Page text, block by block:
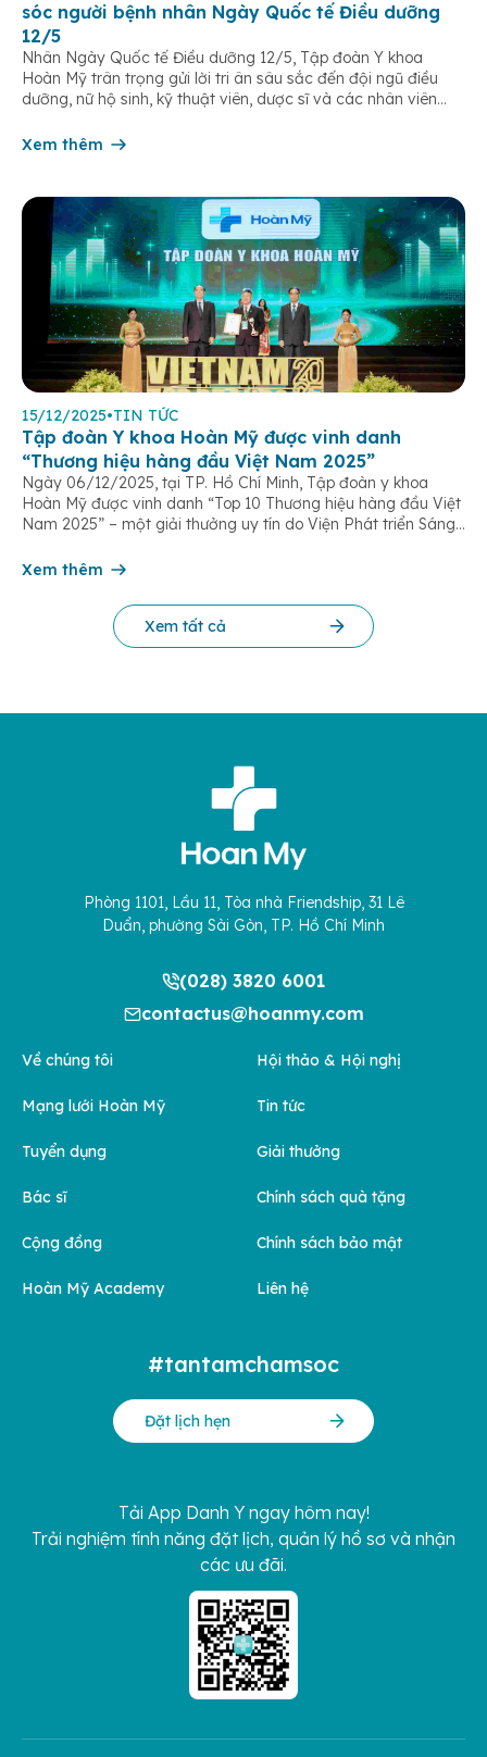
sóc người bệnh nhân Ngày Quốc tế Điều dưỡng
12/5
Nhân Ngày Quốc tế Điều dưỡng 12/5, Tập đoàn Y khoa
Hoàn Mỹ trân trọng gửi lời tri ân sâu sắc đến đội ngũ điều
dưỡng, nữ hộ sinh, kỹ thuật viên, dược sĩ và các nhân viên
âm thầm đồng hành trên […]
Xem thêm
15/12/2025•TIN TỨC
Tập đoàn Y khoa Hoàn Mỹ được vinh danh
“Thương hiệu hàng đầu Việt Nam 2025”
Ngày 06/12/2025, tại TP. Hồ Chí Minh, Tập đoàn y khoa
Hoàn Mỹ được vinh danh “Top 10 Thương hiệu hàng đầu Việt
Nam 2025” – một giải thưởng uy tín do Viện Phát triển Sáng
cứu Phát triển Doanh nghiệp Châu Á […]
Xem thêm
Xem tất cả
Phòng 1101, Lầu 11, Tòa nhà Friendship, 31 Lê
Duẩn, phường Sài Gòn, TP. Hồ Chí Minh
(028) 3820 6001
contactus@hoanmy.com
Về chúng tôi
Mạng lưới Hoàn Mỹ
Tuyển dụng
Bác sĩ
Cộng đồng
Hoàn Mỹ Academy
Hội thảo & Hội nghị
Tin tức
Giải thưởng
Chính sách quà tặng
Chính sách bảo mật
Liên hệ
#tantamchamsoc
Đặt lịch hẹn
Tải App Danh Y ngay hôm nay!
Trải nghiệm tính năng đặt lịch, quản lý hồ sơ và nhận
các ưu đãi.